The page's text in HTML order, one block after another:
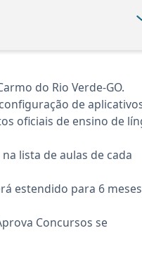
do Rio Verde-GO.
de
oficiais de ensino de
lista de aulas de cada
estendido para 6
Concursos se